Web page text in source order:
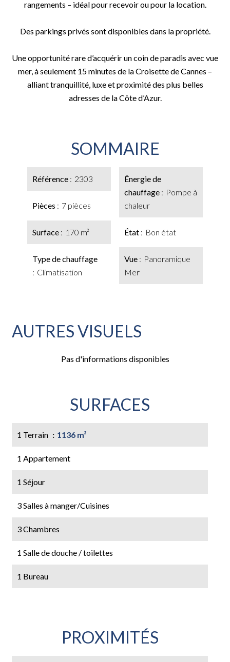
rangements – idéal pour recevoir ou pour la location.
Des parkings privés sont disponibles dans la propriété.
Une opportunité rare d’acquérir un coin de paradis avec vue
mer, à seulement 15 minutes de la Croisette de Cannes –
alliant tranquillité, luxe et proximité des plus belles
adresses de la Côte d’Azur.
SOMMAIRE
Référence 2303
Pièces 7 pièces
Surface 170 m²
Type de chauffage
Climatisation
Énergie de
chauffage
Pompe à
chaleur
État Bon état
Vue
Panoramique
Mer
AUTRES VISUELS
Pas d'informations disponibles
SURFACES
1 Terrain 1136 m²
1 Appartement
1 Séjour
3 Salles à manger/Cuisines
3 Chambres
1 Salle de douche / toilettes
1 Bureau
PROXIMITÉS